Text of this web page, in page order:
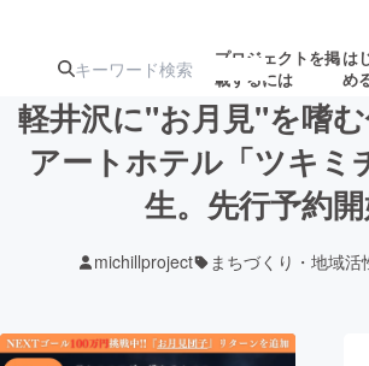
プロジェクトを掲
載するには
は
め
注目のリ 注目の新着プロ募集終了
軽井沢に"お月見"を嗜
アートホテル「ツキミ
生。先行予約
michillproject まちづくり・地域活